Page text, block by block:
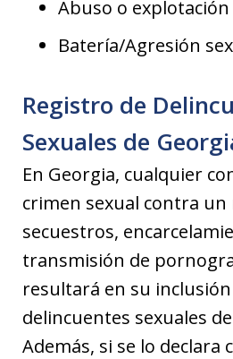
Abuso o
Batería/Agresión
Registro de
Sexuales de
En Georgia, cualquier
crimen sexual contra
secuestros,
transmisión de
resultará en su
delincuentes sexuales
Además, si se lo declara